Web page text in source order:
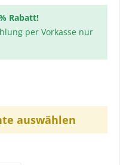
Rabatt!
per Vorkasse nur
auswählen